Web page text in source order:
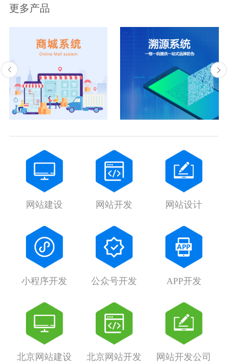
更多产品
网站建设 网站开发 网站设计
小程序开发 公众号开发 APP开发
北京网站建设 北京网站开发 网站开发公司